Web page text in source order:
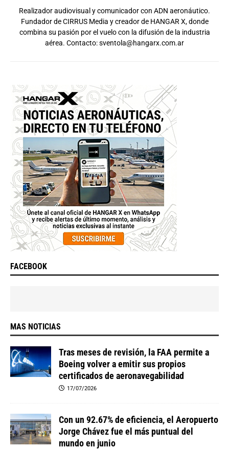
Realizador audiovisual y comunicador con ADN aeronáutico.
Fundador de CIRRUS Media y creador de HANGAR X, donde
combina su pasión por el vuelo con la difusión de la industria
aérea. Contacto:sventola@hangarx.com.ar
FACEBOOK
MAS NOTICIAS
Tras meses de revisión, la FAA permite a
Boeing volver a emitir sus propios
certificados de aeronavegabilidad
17/07/2026
Con un 92.67% de eficiencia, el Aeropuerto
Jorge Chávez fue el más puntual del
mundo en junio